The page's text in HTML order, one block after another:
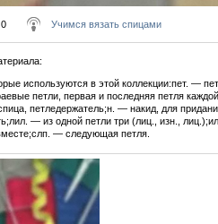
Учимся вязать спицами
:
используются в этой коллекции:пет. —
петли, первая и последняя петля
петледержатель;н. — накид, для
— из одной петли три (лиц., изн.,
— следующая петля.